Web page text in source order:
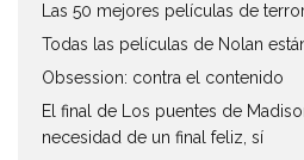
Las 50 mejores películas de
Todas las películas de Nolan están
Obsession: contra el contenido
El final de Los puentes de
necesidad de un final feliz, sí